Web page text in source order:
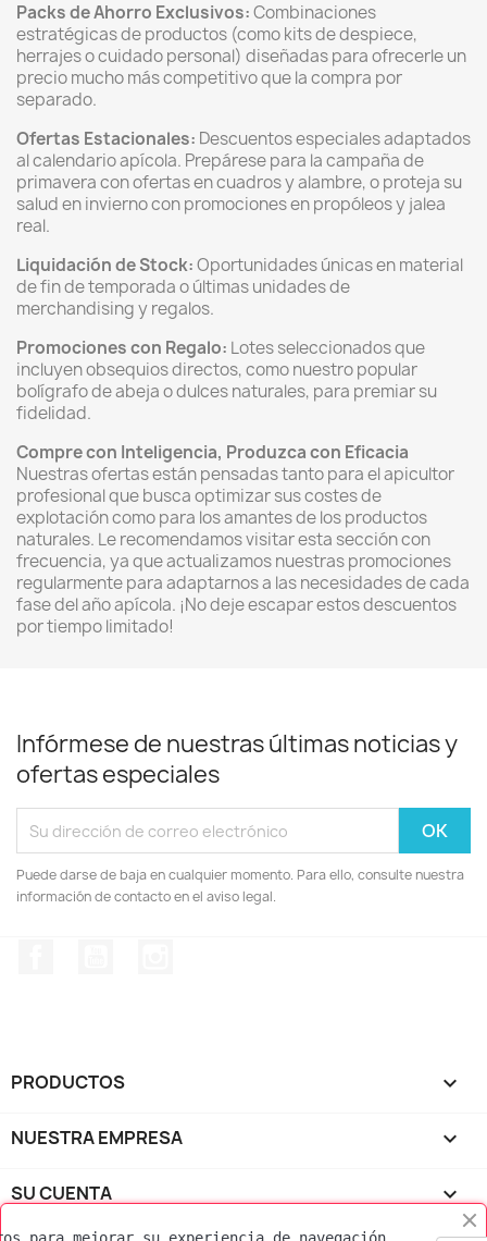
Packs de Ahorro Exclusivos:Combinaciones
estratégicas de productos (como kits de despiece,
herrajes o cuidado personal) diseñadas para ofrecerle un
precio mucho más competitivo que la compra por
separado.
Ofertas Estacionales: Descuentos especiales adaptados
al calendario apícola. Prepárese para la campaña de
primavera con ofertas en cuadros y alambre, o proteja su
salud en invierno con promociones en propóleos y jalea
real.
Liquidación de Stock:Oportunidades únicas en material
de fin de temporada o últimas unidades de
merchandising y regalos.
Promociones con Regalo: Lotes seleccionados que
incluyen obsequios directos, como nuestro popular
bolígrafo de abeja o dulces naturales, para premiar su
fidelidad.
Compre con Inteligencia, Produzca con Eficacia
Nuestras ofertas están pensadas tanto para el apicultor
profesional que busca optimizar sus costes de
explotación como para los amantes de los productos
naturales. Le recomendamos visitar esta sección con
frecuencia, ya que actualizamos nuestras promociones
regularmente para adaptarnos a las necesidades de cada
fase del año apícola. ¡No deje escapar estos descuentos
por tiempo limitado!
Infórmese de nuestras últimas noticias y
ofertas especiales
Puede darse de baja en cualquier momento. Para ello, consulte nuestra
información de contacto en el aviso legal.
PRODUCTOS 
NUESTRA EMPRESA 
SU CUENTA 